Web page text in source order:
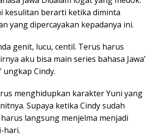
kesulitan berarti ketika diminta
yang dipercayakan kepadanya ini.
genit, lucu, centil. Terus harus
aku bisa main series bahasa Jawa’
ungkap Cindy.
menghidupkan karakter Yuni yang
Supaya ketika Cindy sudah
langsung menjelma menjadi
hari.